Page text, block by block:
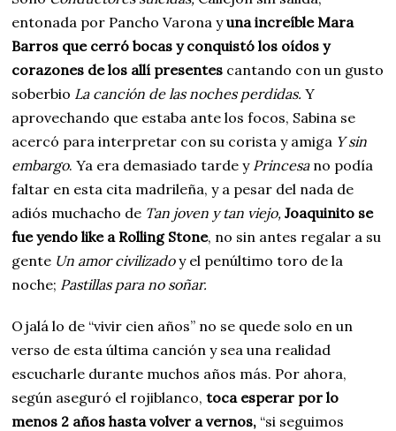
entonada por Pancho Varona yuna increíble Mara
Barros que cerró bocas y conquistó los oídos y
corazones de los allí presentes cantando con un gusto
soberbio La canción de las noches perdidas. Y
aprovechando que estaba ante los focos, Sabina se
acercó para interpretar con su corista y amiga Y sin
embargo. Ya era demasiado tarde y Princesano podía
faltar en esta cita madrileña, y a pesar del nada de
adiós muchacho de Tan joven y tan viejo, Joaquinito se
fue yendo like a Rolling Stone, no sin antes regalar a su
gente Un amor civilizadoy el penúltimo toro de la
noche; Pastillas para no soñar.
Ojalá lo de “vivir cien años” no se quede solo en un
verso de esta última canción y sea una realidad
escucharle durante muchos años más. Por ahora,
según aseguró el rojiblanco,toca esperar por lo
menos 2 años hasta volver a vernos, “si seguimos